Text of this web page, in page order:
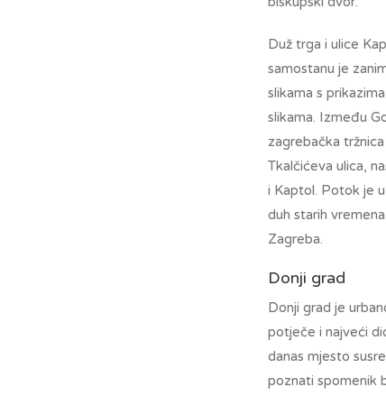
Duž trga i ulice
samostanu je
slikama s
slikama. Između
zagrebačka
Tkalčićeva ulica,
i Kaptol. Potok je
duh starih
Zagreba.
Donji grad
Donji grad je
potječe i najveći
danas mjesto
poznati spomenik